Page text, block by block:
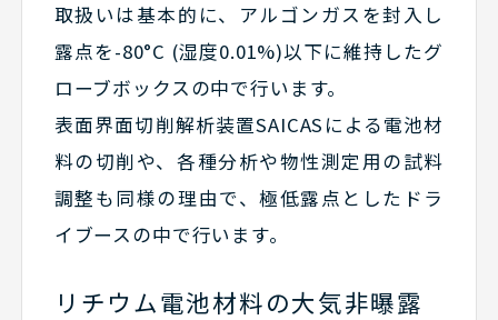
取扱いは基本的に、アルゴンガスを封入し
露点を-80°C (湿度0.01%)以下に維持したグ
ローブボックスの中で行います。
表面界面切削解析装置SAICASによる電池材
料の切削や、各種分析や物性測定用の試料
調整も同様の理由で、極低露点としたドラ
イブースの中で行います。
リチウム電池材料の大気非曝露